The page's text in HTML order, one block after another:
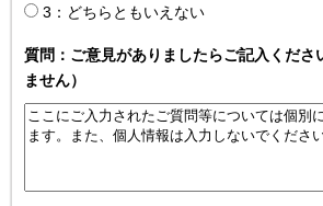
3：どちらともいえない
質問：ご意見がありましたらご記入くださ
ません）